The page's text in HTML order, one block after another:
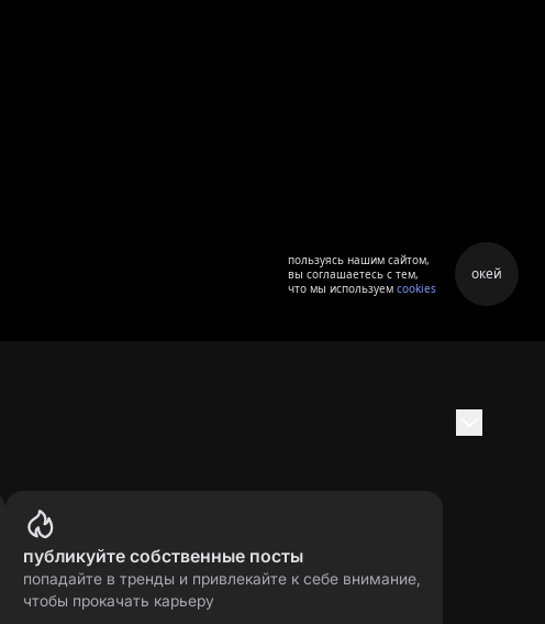
публикуйте собственные посты
попадайте в тренды и привлекайте к себе внимание,
чтобы прокачать карьеру
пользуясь нашим сайтом,
вы соглашаетесь с тем,
что мы используем cookies
окей